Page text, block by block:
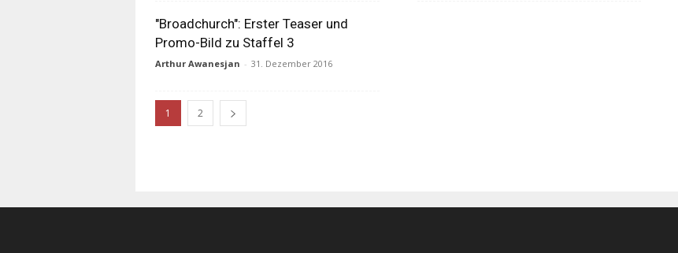
"Broadchurch": Erster Teaser und
Promo-Bild zu Staffel 3
Arthur Awanesjan - 31. Dezember 2016
1 2